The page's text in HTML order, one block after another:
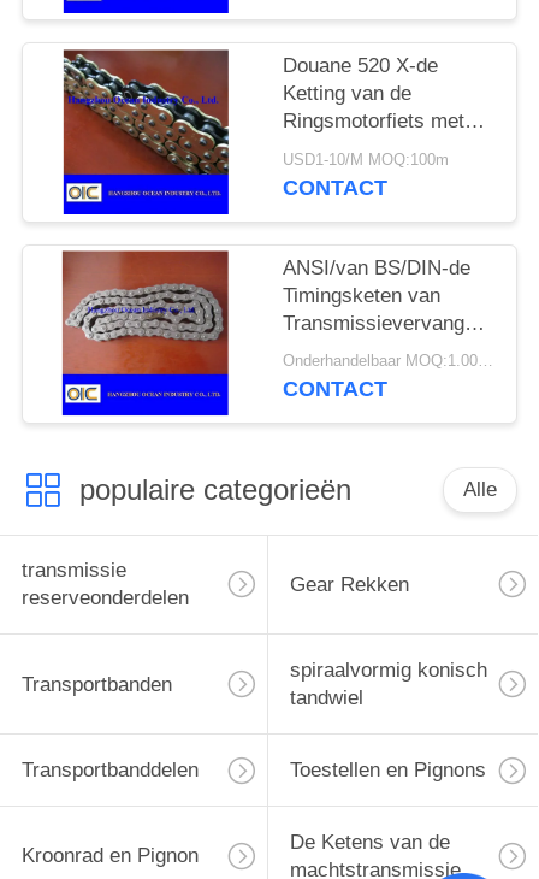
Douane 520 X-de
Ketting van de
Ringsmotorfiets met
Zwarte binnen Gele
Outerside
USD1-10/M MOQ:100m
CONTACT
ANSI/van BS/DIN-de
Timingsketen van
Transmissievervangstukken
voor Motorfietsmotor Onderhandelbaar MOQ:1.000 m
CONTACT
populaire categorieën Alle
transmissie
reserveonderdelen
Gear Rekken
Transportbanden
spiraalvormig konisch
tandwiel
Transportbanddelen Toestellen en Pignons
Kroonrad en Pignon
De Ketens van de
machtstransmissie